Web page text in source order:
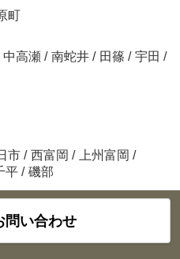
町
中高瀬 / 南蛇井 / 田篠 / 宇田 /
市 / 西富岡 / 上州富岡 /
平 / 磯部
問い合わせ